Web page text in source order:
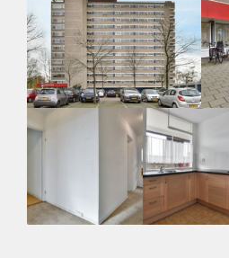
Huurtoeslag grens: Nee
Geschikt voor studenten: